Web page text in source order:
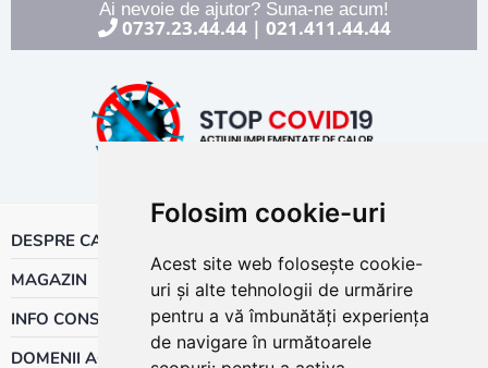
Folosim cookie-uri
Acest site web folosește cookie-
uri și alte tehnologii de urmărire
pentru a vă îmbunătăți experiența
de navigare în următoarele
Ai nevoie de ajutor? Suna-ne acum!
0737.23.44.44| 021.411.44.44
DESPRE CALOR
MAGAZIN
INFO CONSUMATOR
DOMENII ACTIVITATE